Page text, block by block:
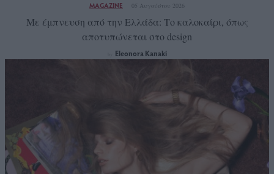
MAGAZINE 05 Αυγούστου 2026
Με έμπνευση από την Ελλάδα: Το καλοκαίρι, όπως
αποτυπώνεται στο design
Eleonora Kanaki